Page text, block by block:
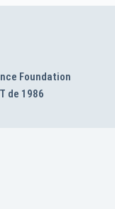
Foundation
de 1986